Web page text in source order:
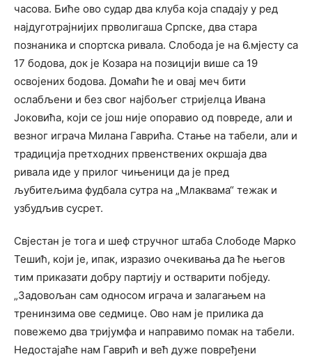
часова. Биће ово судар два клуба која спадају у ред
најдуготрајнијих прволигаша Српске, два стара
познаника и спортска ривала. Слобода је на 6.мјесту са
17 бодова, док је Козара на позицији више са 19
освојених бодова. Домаћи ће и овај меч бити
ослабљени и без свог најбољег стријелца Ивана
Јоковића, који се још није опоравио од повреде, али и
везног играча Милана Гаврића. Стање на табели, али и
традиција претходних првенствених окршаја два
ривала иде у прилог чињеници да је пред
љубитељима фудбала сутра на „Млаквама“ тежак и
узбудљив сусрет.
Свјестан је тога и шеф стручног штаба Слободе Марко
Тешић, који је, ипак, изразио очекивања да ће његов
тим приказати добру партију и остварити побједу.
„Задовољан сам односом играча и залагањем на
тренинзима ове седмице. Ово нам је прилика да
повежемо два тријумфа и направимо помак на табели.
Недостајаће нам Гаврић и већ дуже повређени